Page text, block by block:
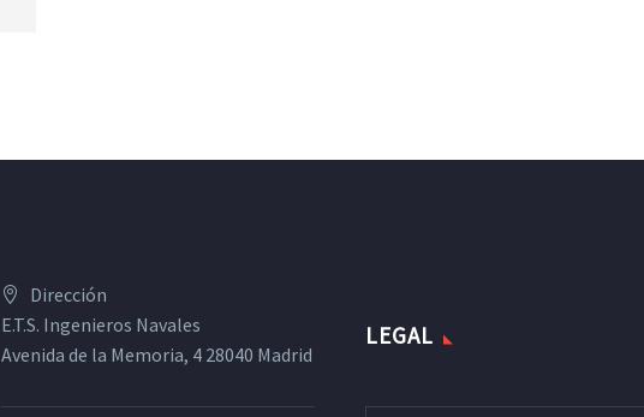
Dirección
E.T.S. Ingenieros Navales
Avenida de la Memoria, 4 28040 Madrid
LEGAL